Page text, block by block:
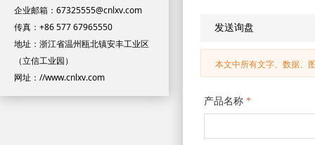
本文中所有文字、数据、
发送询盘
产品名称 *
企业邮箱：67325555@cnlxv.com
传真：+86 577 67965550
地址：浙江省温州瓯北镇安丰工业区
（立信工业园）
网址：//www.cnlxv.com